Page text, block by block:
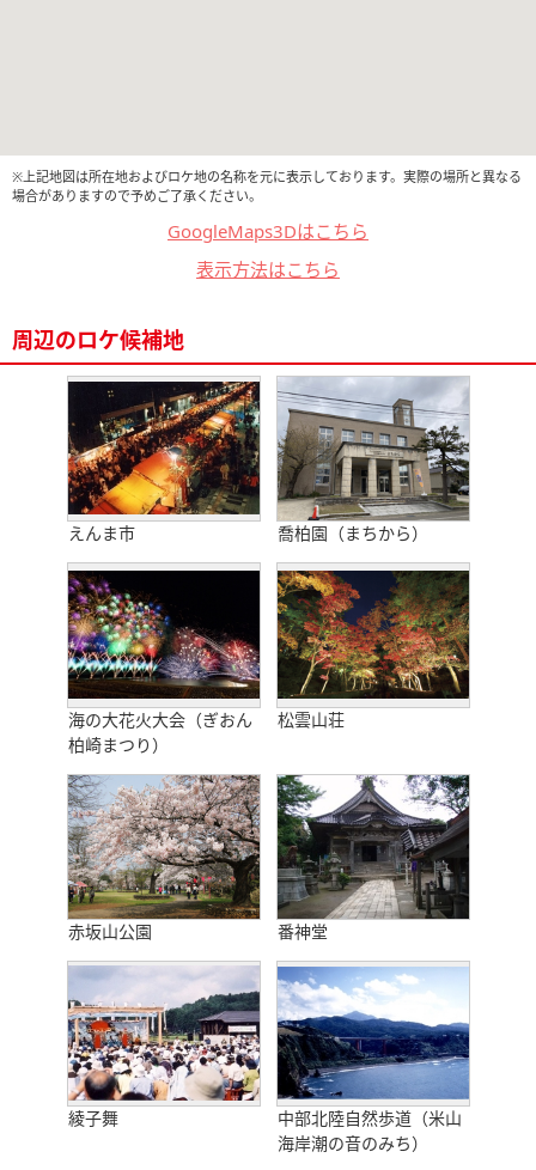
※上記地図は所在地およびロケ地の名称を元に表示しております。実際の場所と異なる
場合がありますので予めご了承ください。
GoogleMaps3Dはこちら
表示方法はこちら
周辺のロケ候補地
えんま市 喬柏園（まちから）
海の大花火大会（ぎおん
柏崎まつり）
松雲山荘
赤坂山公園 番神堂
綾子舞
中部北陸自然歩道（米山
海岸潮の音のみち）